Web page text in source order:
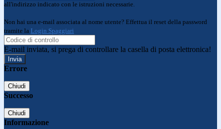
all'indirizzo indicato con le istruzioni necessarie.
Non hai una e-mail associata al nome utente? Effettua il reset della password
tramite la Login Spaggiari
E-mail inviata, si prega di controllare la casella di posta elettronica!
Errore
Chiudi
Successo
Chiudi
Informazione